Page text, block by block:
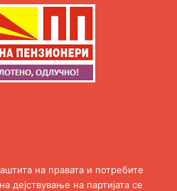
на правата и потребите
дејствување на партијата се